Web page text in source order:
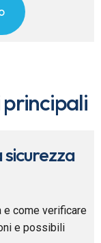
principali
e come verificare
e possibili